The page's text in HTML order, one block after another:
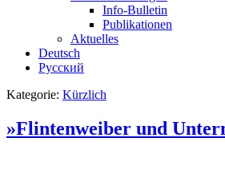
Info-Bulletin
Publikationen
Aktuelles
Deutsch
Русский
Kategorie: Kürzlich
»Flintenweiber und